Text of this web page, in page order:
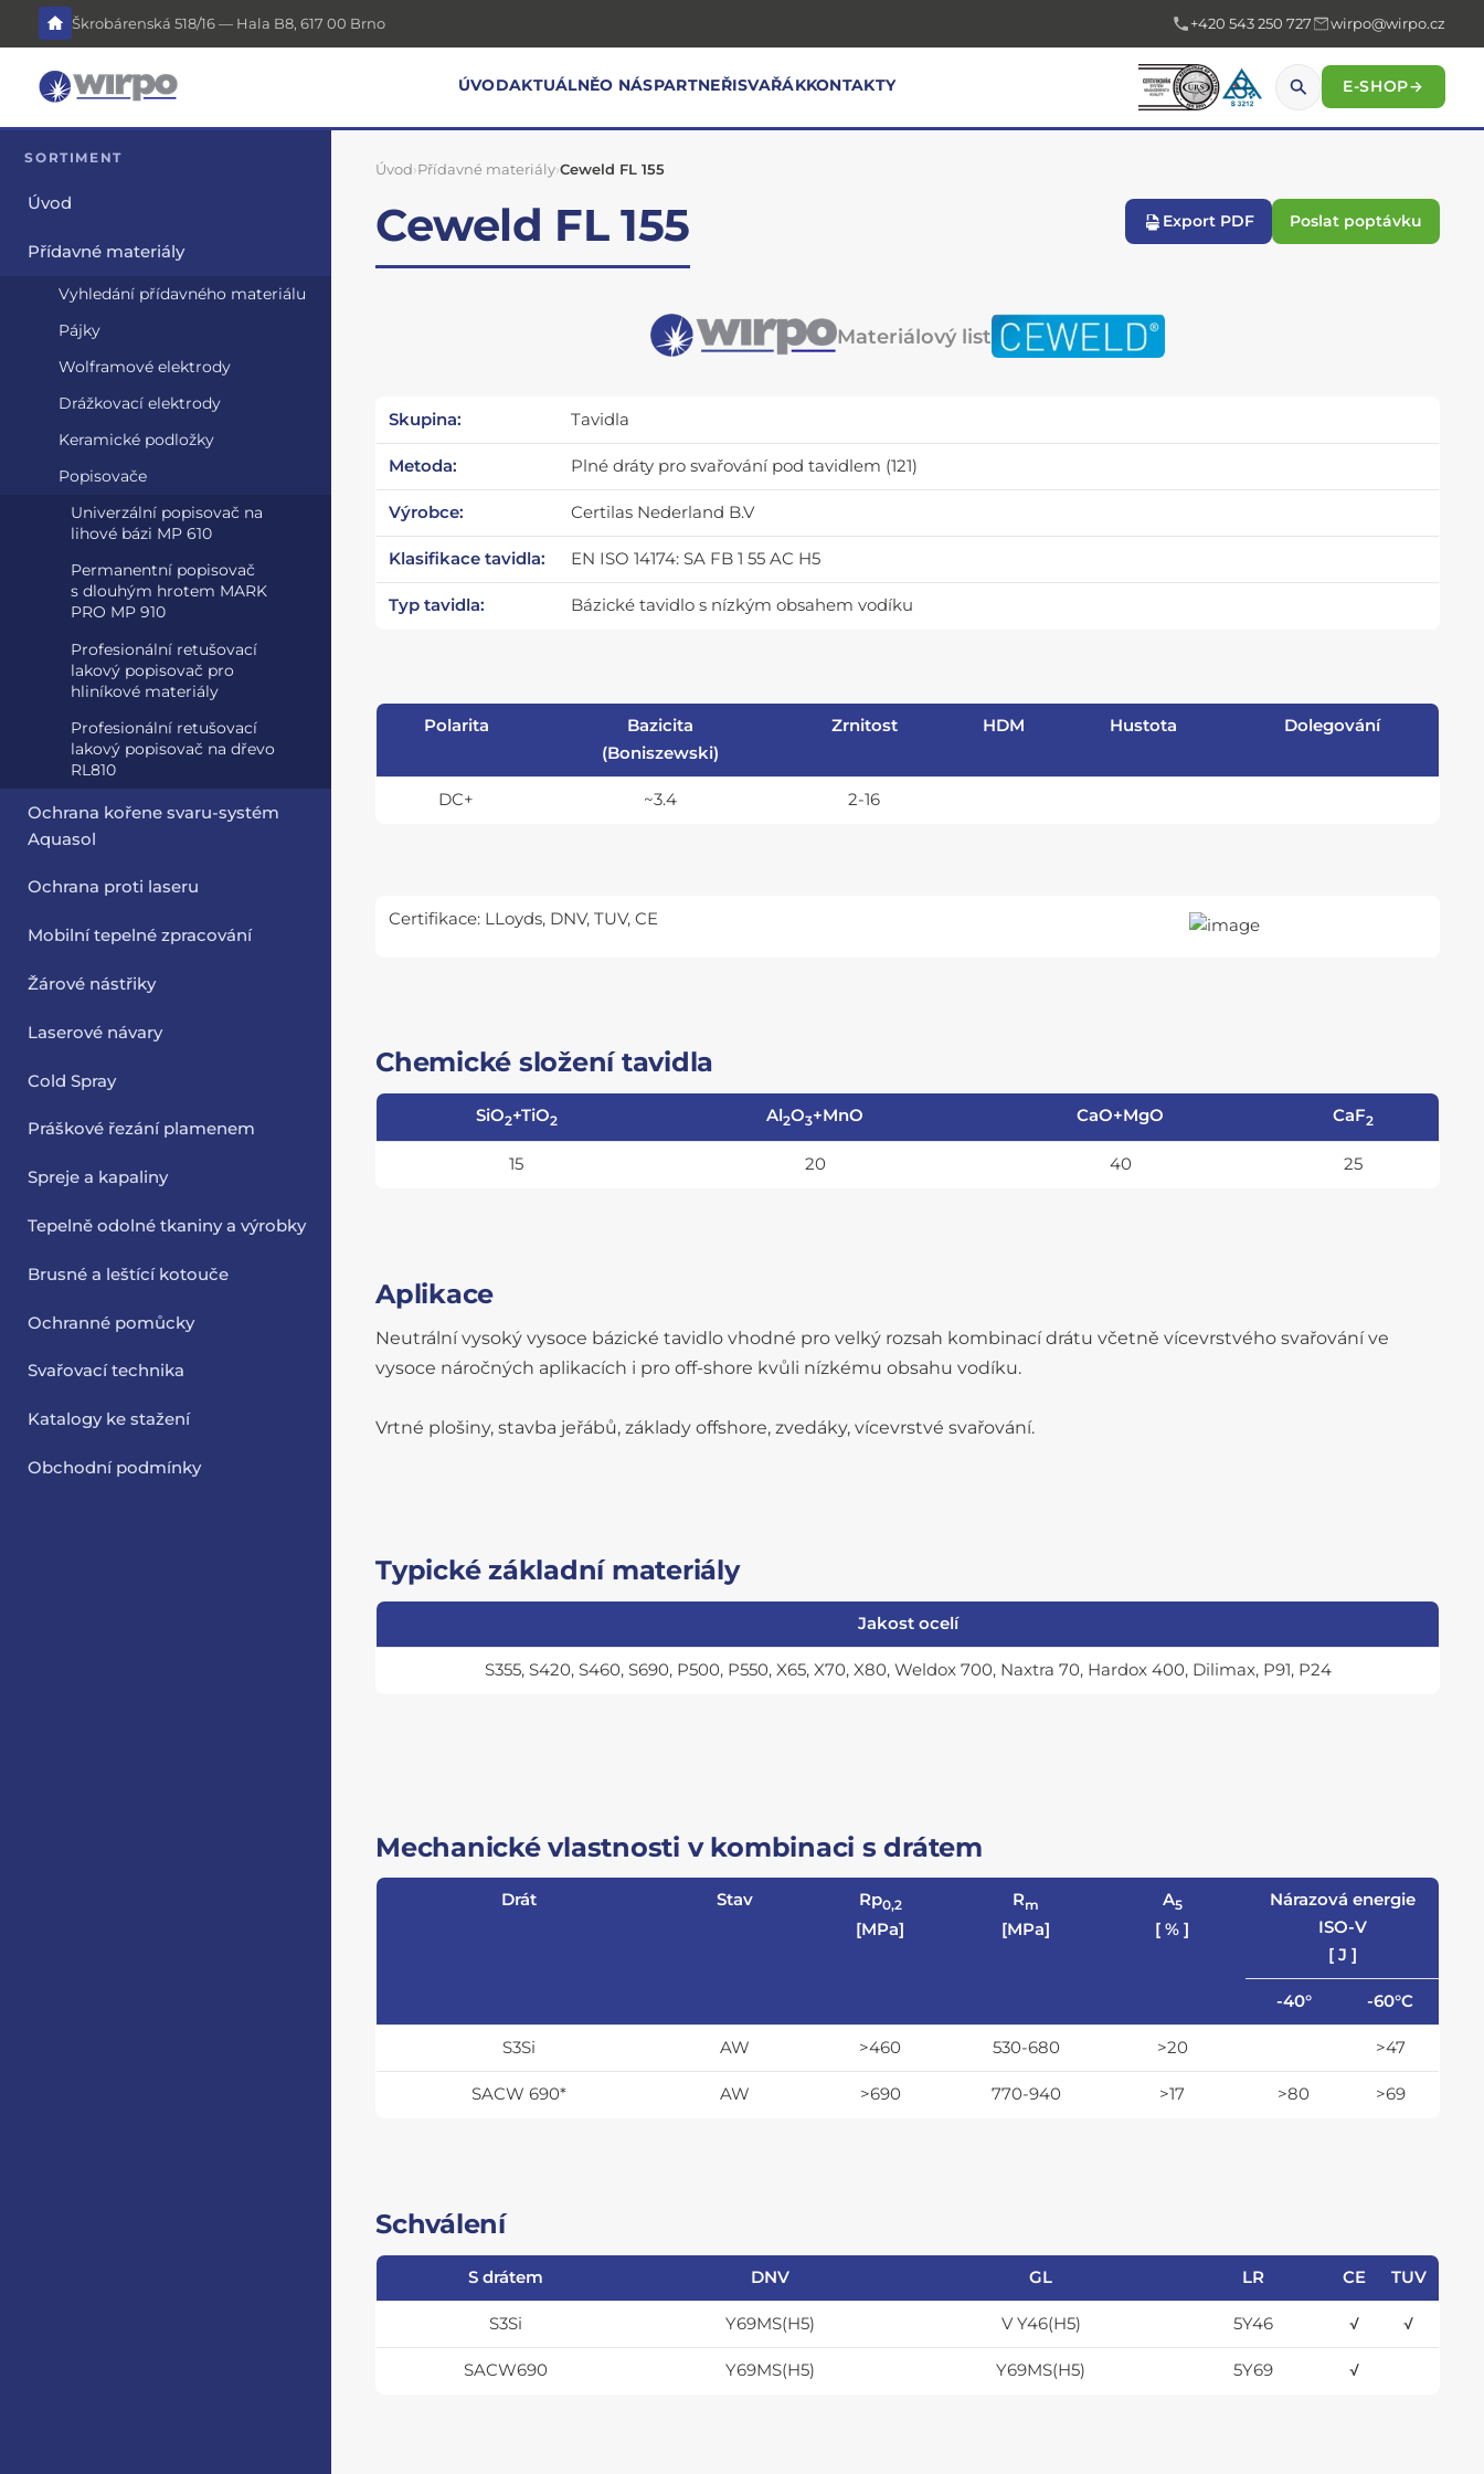
Škrobárenská 518/16 — Hala B8, 617 00 Brno +420 543 250 727 wirpo@wirpo.cz
ÚVODAKTUÁLNĚO NÁSPARTNEŘISVAŘÁKKONTAKTY E-SHOP→
SORTIMENT
Úvod
Přídavné materiály
Vyhledání přídavného materiálu
Pájky
Wolframové elektrody
Drážkovací elektrody
Keramické podložky
Popisovače
Univerzální popisovač na
lihové bázi MP 610
Permanentní popisovač
s dlouhým hrotem MARK
PRO MP 910
Profesionální retušovací
lakový popisovač pro
hliníkové materiály
Profesionální retušovací
lakový popisovač na dřevo
RL810
Ochrana kořene svaru-systém
Aquasol
Ochrana proti laseru
Mobilní tepelné zpracování
Žárové nástřiky
Laserové návary
Cold Spray
Práškové řezání plamenem
Spreje a kapaliny
Tepelně odolné tkaniny a výrobky
Brusné a leštící kotouče
Ochranné pomůcky
Svařovací technika
Katalogy ke stažení
Obchodní podmínky
Úvod›Přídavné materiály›Ceweld FL 155
Ceweld FL 155 Export PDF Poslat poptávku
Materiálový list
Skupina: Tavidla
Metoda: Plné dráty pro svařování pod tavidlem (121)
Výrobce: Certilas Nederland B.V
Klasifikace tavidla: EN ISO 14174: SA FB 1 55 AC H5
Typ tavidla: Bázické tavidlo s nízkým obsahem vodíku
Polarita
Bazicita
(Boniszewski)
Zrnitost HDM Hustota Dolegování
DC+ ~3.4 2-16
Certifikace: LLoyds, DNV, TUV, CE
Chemické složení tavidla
SiO2+TiO2 Al2O3+MnO CaO+MgO CaF2
15 20 40 25
Aplikace
Neutrální vysoký vysoce bázické tavidlo vhodné pro velký rozsah kombinací drátu včetně vícevrstvého svařování ve
vysoce náročných aplikacích i pro off-shore kvůli nízkému obsahu vodíku.
Vrtné plošiny, stavba jeřábů, základy offshore, zvedáky, vícevrstvé svařování.
Typické základní materiály
Jakost ocelí
S355, S420, S460, S690, P500, P550, X65, X70, X80, Weldox 700, Naxtra 70, Hardox 400, Dilimax, P91, P24
Mechanické vlastnosti v kombinaci s drátem
Drát Stav Rp0,2
[MPa]
Rm
[MPa]
A5
[ % ]
Nárazová energie
ISO-V
[ J ]
-40° -60°C
S3Si AW >460 530-680 >20 >47
SACW 690* AW >690 770-940 >17 >80 >69
Schválení
S drátem DNV GL LR CE TUV
S3Si Y69MS(H5) V Y46(H5) 5Y46 √ √
SACW690 Y69MS(H5) Y69MS(H5) 5Y69 √